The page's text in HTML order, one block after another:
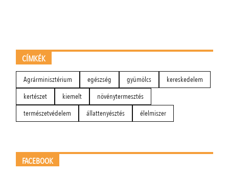
CÍMKÉK
Agrárminisztérium egészség gyümölcs
kereskedelem
kertészet
kiemelt
növénytermesztés
természetvédelem
állattenyésztés élelmiszer
FACEBOOK